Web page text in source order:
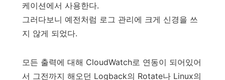
케이션에서 사용한다.
그러다보니 예전처럼 로그 관리에 크게 신경을 쓰
지 않게 되었다.
모든 출력에 대해 CloudWatch로 연동이 되어있어
서 그전까지 해오던 Logback의 Rotate나 Linux의